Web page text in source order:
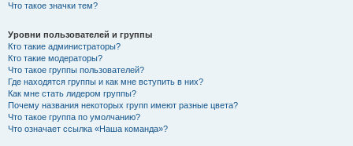
Что такое значки тем?
Уровни пользователей и группы
Кто такие администраторы?
Кто такие модераторы?
Что такое группы пользователей?
Где находятся группы и как мне вступить в них?
Как мне стать лидером группы?
Почему названия некоторых групп имеют разные цвета?
Что такое группа по умолчанию?
Что означает ссылка «Наша команда»?